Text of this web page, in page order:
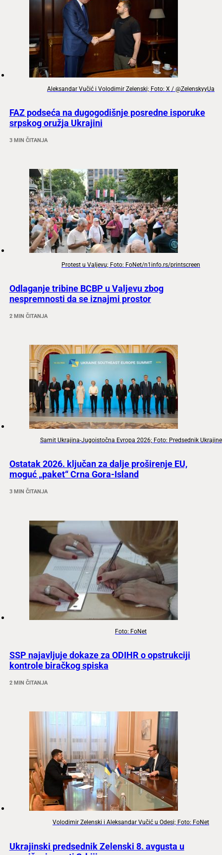
Aleksandar Vučić i Volodimir Zelenski; Foto: X / @ZelenskyyUa
FAZ podseća na dugogodišnje posredne isporuke
srpskog oružja Ukrajini
3 MIN ČITANJA
Protest u Valjevu; Foto: FoNet/n1info.rs/printscreen
Odlaganje tribine BCBP u Valjevu zbog
nespremnosti da se iznajmi prostor
2 MIN ČITANJA
Samit Ukrajina-Jugoistočna Evropa 2026; Foto: Predsednik Ukrajine
Ostatak 2026. ključan za dalje proširenje EU,
moguć „paket“ Crna Gora-Island
3 MIN ČITANJA
Foto: FoNet
SSP najavljuje dokaze za ODIHR o opstrukciji
kontrole biračkog spiska
2 MIN ČITANJA
Volodimir Zelenski i Aleksandar Vučić u Odesi; Foto: FoNet
Ukrajinski predsednik Zelenski 8. avgusta u